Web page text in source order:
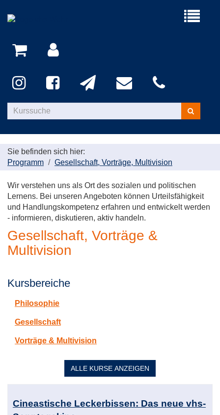
Menü
Kurse
suchen
Sie befinden sich hier:
Programm
Gesellschaft, Vorträge, Multivision
Wir verstehen uns als Ort des sozialen und politischen
Lernens. Bei unseren Angeboten können Urteilsfähigkeit
und Handlungskompetenz erfahren und entwickelt werden
- informieren, diskutieren, aktiv handeln.
Gesellschaft, Vorträge &
Multivision
Kursbereiche
Philosophie
Gesellschaft
Vorträge & Multivision
ALLE KURSE ANZEIGEN
Tabellenüberschriften
können
Cineastische Leckerbissen: Das neue vhs-